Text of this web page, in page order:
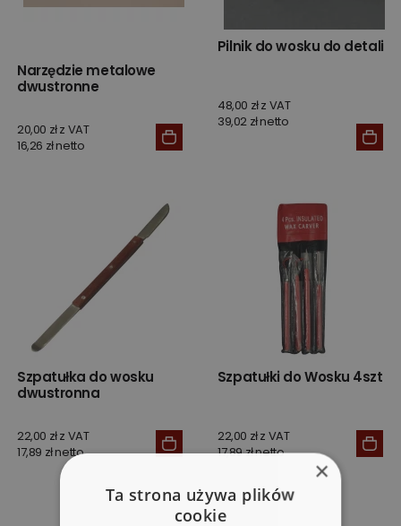
Narzędzie metalowe
dwustronne
20,00 zł z VAT
16,26 zł netto
Pilnik do wosku do detali
48,00 zł z VAT
39,02 zł netto
Szpatułka do wosku
dwustronna
22,00 zł z VAT
17,89 zł netto
Szpatułki do Wosku 4szt
22,00 zł z VAT
17,89 zł netto
×
Ta strona używa plików
cookie